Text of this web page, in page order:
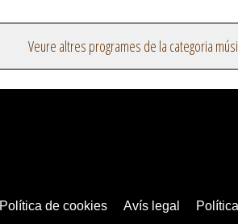
Veure altres programes de la categoria
Política de cookies Avís legal